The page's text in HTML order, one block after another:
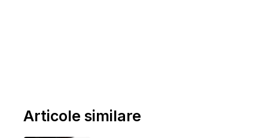
Articole similare